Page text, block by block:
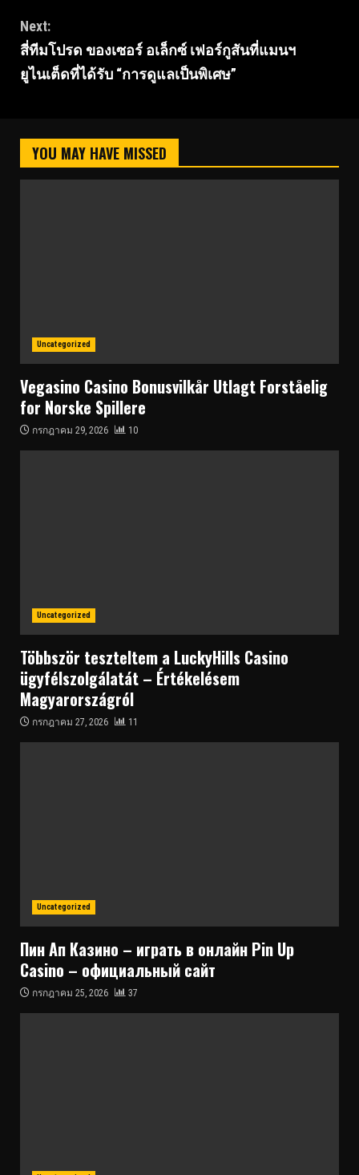
Next:
สี่ทีมโปรด ของเซอร์ อเล็กซ์ เฟอร์กูสันที่แมนฯ
ยูไนเต็ดที่ได้รับ “การดูแลเป็นพิเศษ”
YOU MAY HAVE MISSED
Uncategorized
Vegasino Casino Bonusvilkår Utlagt Forståelig
for Norske Spillere
กรกฎาคม 29, 2026 10
Uncategorized
Többször teszteltem a LuckyHills Casino
ügyfélszolgálatát – Értékelésem
Magyarországról
กรกฎาคม 27, 2026 11
Uncategorized
Пин Ап Казино – играть в онлайн Pin Up
Casino – официальный сайт
กรกฎาคม 25, 2026 37